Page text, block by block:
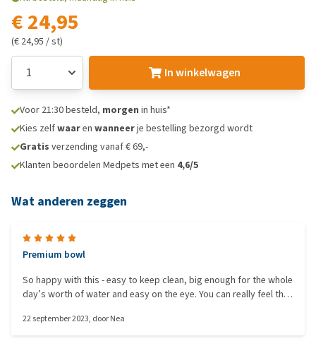
€ 24,95
(€ 24,95 / st)
In winkelwagen
Voor 21:30 besteld, morgen in huis*
Kies zelfwaaren wanneerje bestelling bezorgd wordt
Gratis verzending vanaf € 69,-
Klanten beoordelen Medpets met een 4,6/5
Wat anderen zeggen
Premium bowl
So happy with this - easy to keep clean, big enough for the whole
day’s worth of water and easy on the eye. You can really feel the
22 september 2023, doorNea